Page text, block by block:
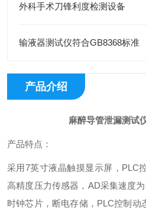
外科手术刀锋利度检测设备
输液器测试仪符合GB8368标准
产品介绍
麻醉导管泄漏测试
产品特点：
采用7英寸液晶触摸显示屏，PLC
高精度压力传感器，AD采集速度
时钟芯片，断电存储，PLC控制动